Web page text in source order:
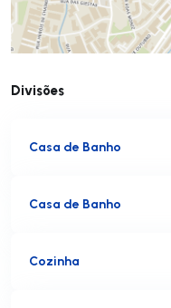
Divisões
Casa de Banho
Casa de Banho
Cozinha